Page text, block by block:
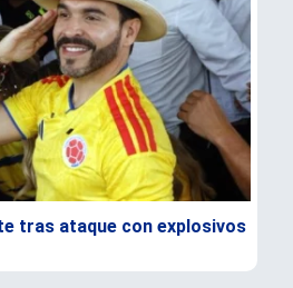
tras ataque con explosivos